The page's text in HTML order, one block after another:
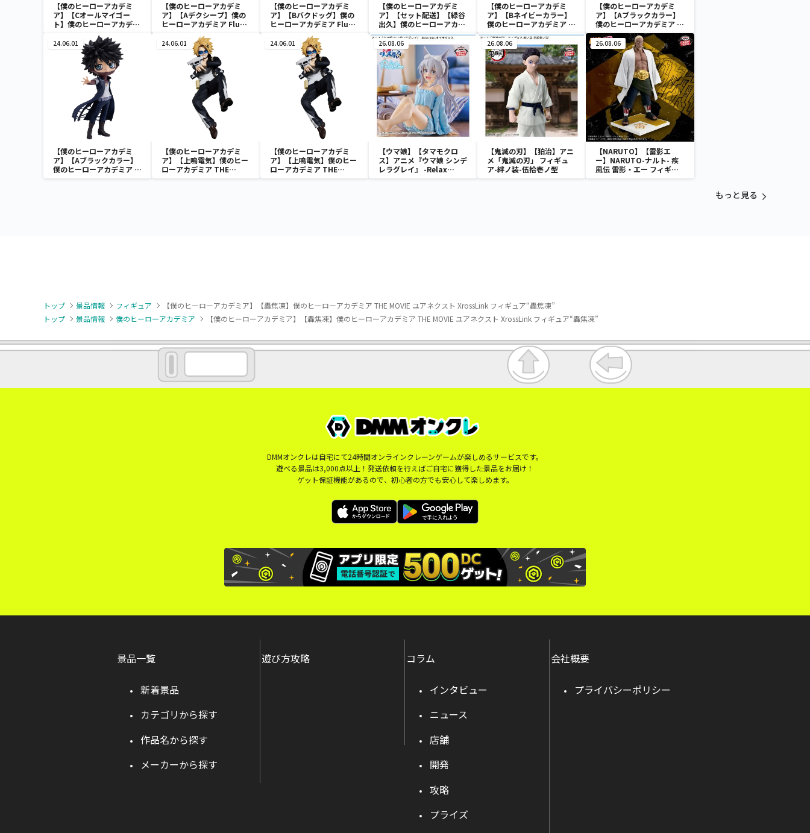
【僕のヒーローアカデミ
ア】【Cオールマイゴー
ト】僕のヒーローアカデミ
ア Fluffy Puffy～デクシー
プ＆バクドッグ＆オールマ
イゴート～
【僕のヒーローアカデミ
ア】【Aデクシープ】僕の
ヒーローアカデミア Fluffy
Puffy～デクシープ＆バク
ドッグ＆オールマイゴート
～
【僕のヒーローアカデミ
ア】【Bバクドッグ】僕の
ヒーローアカデミア Fluffy
Puffy～デクシープ＆バク
ドッグ＆オールマイゴート
～
【僕のヒーローアカデミ
ア】【セット配送】【緑谷
出久】僕のヒーローアカデ
ミア BRAVEGRAPH ＃2
vol.2
【僕のヒーローアカデミ
ア】【Bネイビーカラー】
僕のヒーローアカデミア Q
posket-荼毘-
【僕のヒーローアカデミ
ア】【Aブラックカラー】
僕のヒーローアカデミア Q
posket-荼毘-
24.06.01
【僕のヒーローアカデミ
ア】【Aブラックカラー】
僕のヒーローアカデミア Q
posket-荼毘-
24.06.01
【僕のヒーローアカデミ
ア】【上鳴電気】僕のヒー
ローアカデミア THE
AMAZING HEROES vol.21
24.06.01
【僕のヒーローアカデミ
ア】【上鳴電気】僕のヒー
ローアカデミア THE
AMAZING HEROES vol.21
26.08.06
【ウマ娘】【タマモクロ
ス】アニメ『ウマ娘 シンデ
レラグレイ』 -Relax
time-タマモクロス
26.08.06
【鬼滅の刃】【狛治】アニ
メ「鬼滅の刃」 フィギュ
ア-絆ノ装-伍拾壱ノ型
26.08.06
【NARUTO】【雷影エ
ー】NARUTO-ナルト- 疾
風伝 雷影・エー フィギュ
ア～五影集結…!!～
もっと見る
トップ 景品情報 フィギュア
【僕のヒーローアカデミア】【轟焦凍】僕のヒーローアカデミア THE MOVIE ユアネクスト XrossLink フィギュア“轟焦凍”
トップ
景品情報 僕のヒーローアカデミア 【僕のヒーローアカデミア】【轟焦凍】僕のヒーローアカデミア THE MOVIE ユアネクスト XrossLink フィギュア“轟焦凍”
DMMオンクレは自宅にて24時間オンラインクレーンゲームが楽しめるサービスです。
遊べる景品は3,000点以上！発送依頼を行えばご自宅に獲得した景品をお届け！
ゲット保証機能があるので、初心者の方でも安心して楽しめます。
景品一覧
新着景品
カテゴリから探す
作品名から探す
メーカーから探す
遊び方攻略 コラム
インタビュー
ニュース
店舗
開発
攻略
プライズ
会社概要
プライバシーポリシー